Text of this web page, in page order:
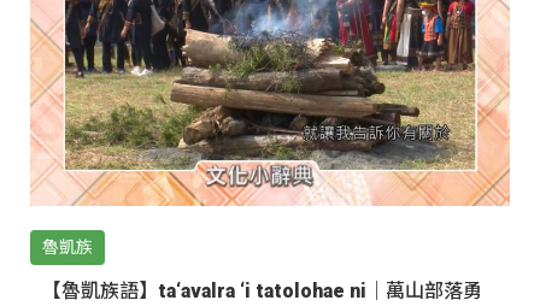
魯凱族
【魯凱族語】ta‘avalra ‘i tatolohae ni｜萬山部落勇